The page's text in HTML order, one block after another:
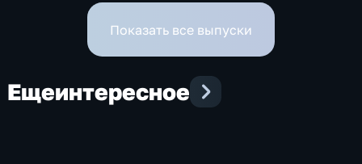
Показать все выпуски
Ещеинтересное